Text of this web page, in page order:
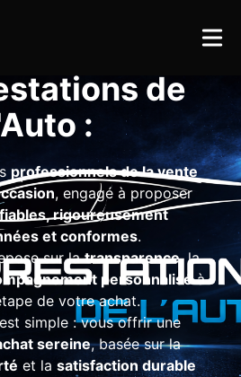
de
:
professionnels de la vente
, engagé à proposer
fiables, rigoureusement
et conformes.
sur latransparence, la
personnalisé à
de votre achat.
simple : vous offrir une
sereine, basée sur la
et la satisfaction durable